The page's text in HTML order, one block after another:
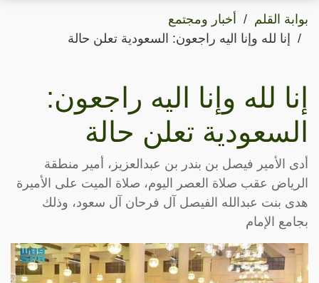
بوابة القلم
أخبار ومجتمع
إنا لله وإنا اليه راجعون: السعودية تعلن حالة
إنا لله وإنا اليه راجعون:
السعودية تعلن حالة
أدى الأمير فيصل بن بندر بن عبدالعزيز، أمير منطقة
الرياض عقب صلاة العصر اليوم، صلاة الميت على الأميرة
هدى بنت عبدالله الفيصل آل فرحان آل سعود، وذلك
بجامع الإمام